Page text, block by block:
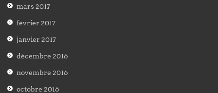
mars 2017
février 2017
janvier 2017
décembre 2016
novembre 2016
octobre 2016